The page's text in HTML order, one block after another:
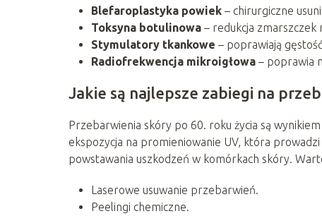
Blefaroplastyka powiek – chirurgiczne
Toksyna botulinowa – redukcja zmarszczek
Stymulatory tkankowe – poprawiają
Radiofrekwencja mikroigłowa – poprawia
Jakie są najlepsze zabiegi na
Przebarwienia skóry po 60. roku życia są
ekspozycja na promieniowanie UV, która
powstawania uszkodzeń w komórkach skóry.
Laserowe usuwanie przebarwień.
Peelingi chemiczne.